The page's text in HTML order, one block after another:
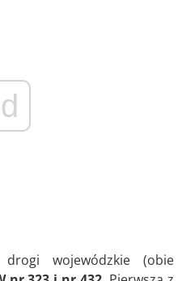
wojewódzkie (obie